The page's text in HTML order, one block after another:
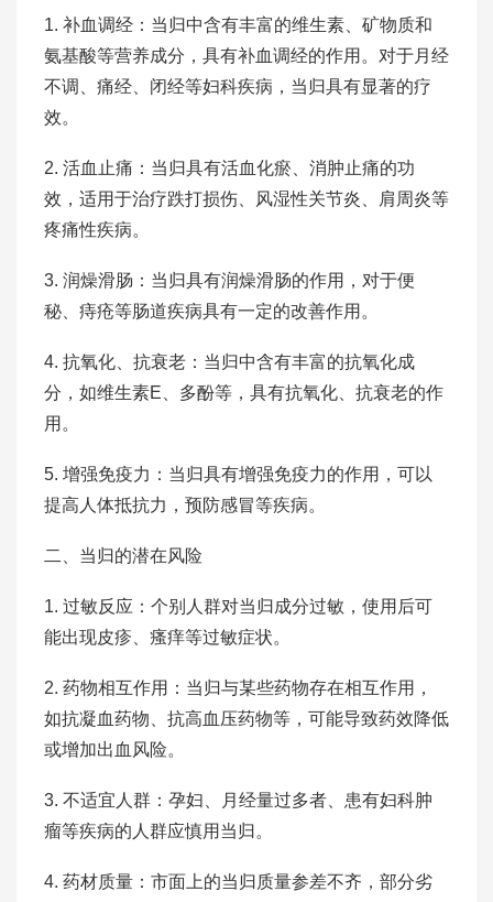
1. 补血调经：当归中含有丰富的维生素、矿物质和
氨基酸等营养成分，具有补血调经的作用。对于月经
不调、痛经、闭经等妇科疾病，当归具有显著的疗
效。
2. 活血止痛：当归具有活血化瘀、消肿止痛的功
效，适用于治疗跌打损伤、风湿性关节炎、肩周炎等
疼痛性疾病。
3. 润燥滑肠：当归具有润燥滑肠的作用，对于便
秘、痔疮等肠道疾病具有一定的改善作用。
4. 抗氧化、抗衰老：当归中含有丰富的抗氧化成
分，如维生素E、多酚等，具有抗氧化、抗衰老的作
用。
5. 增强免疫力：当归具有增强免疫力的作用，可以
提高人体抵抗力，预防感冒等疾病。
二、当归的潜在风险
1. 过敏反应：个别人群对当归成分过敏，使用后可
能出现皮疹、瘙痒等过敏症状。
2. 药物相互作用：当归与某些药物存在相互作用，
如抗凝血药物、抗高血压药物等，可能导致药效降低
或增加出血风险。
3. 不适宜人群：孕妇、月经量过多者、患有妇科肿
瘤等疾病的人群应慎用当归。
4. 药材质量：市面上的当归质量参差不齐，部分劣